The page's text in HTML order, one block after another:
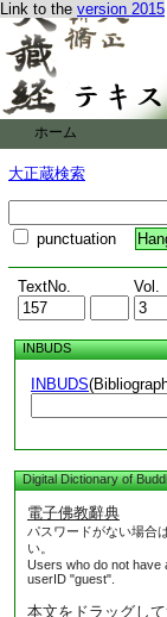
Link to the version 2015
ホーム
大正蔵検索
punctuation
TextNo. Vol.
INBUDS
INBUDS
Digital Dictionary of
電子佛教辭典
パスワードがない場合
い。
Users who do not have
userID "guest".
本文をドラッグし